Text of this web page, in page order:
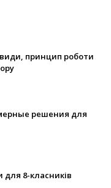
принцип роботи
решения для
для 8-класників